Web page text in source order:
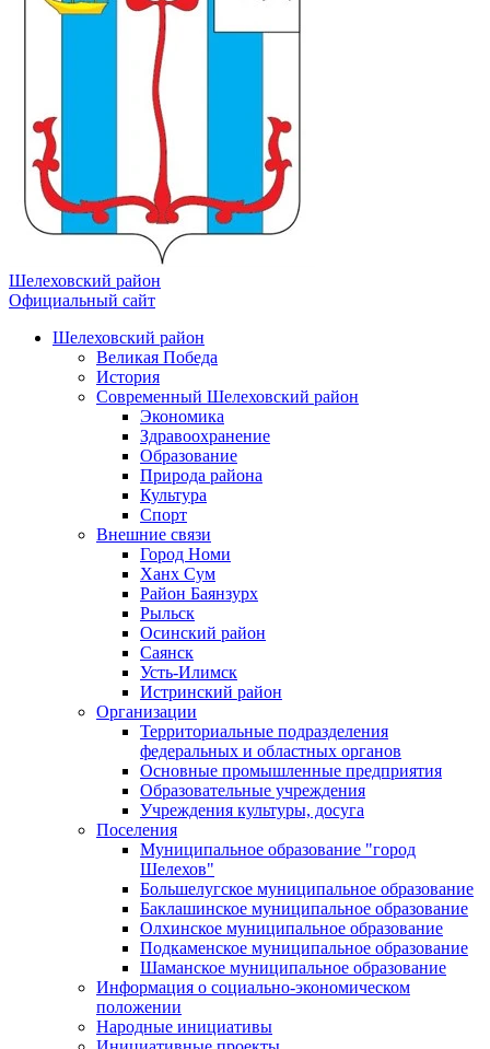
Шелеховский район
Официальный сайт
Шелеховский район
Великая Победа
История
Современный Шелеховский район
Экономика
Здравоохранение
Образование
Природа района
Культура
Спорт
Внешние связи
Город Номи
Ханх Сум
Район Баянзурх
Рыльск
Осинский район
Саянск
Усть-Илимск
Истринский район
Организации
Территориальные подразделения
федеральных и областных органов
Основные промышленные предприятия
Образовательные учреждения
Учреждения культуры, досуга
Поселения
Муниципальное образование "город
Шелехов"
Большелугское муниципальное образование
Баклашинское муниципальное образование
Олхинское муниципальное образование
Подкаменское муниципальное образование
Шаманское муниципальное образование
Информация о социально-экономическом
положении
Народные инициативы